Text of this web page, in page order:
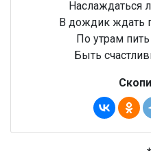
Наслаждаться
В дождик ждать
По утрам
Быть